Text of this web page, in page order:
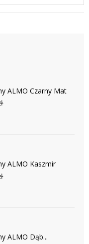
ALMO Czarny Mat
ALMO Kaszmir
ALMO Dąb...